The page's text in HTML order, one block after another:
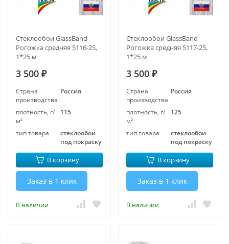
Стеклообои GlassBand
Рогожка средняя 5116-25,
1*25 м
3 500 ₽
Страна
производства
Россия
плотность, г/
м²
115
тип товара
стеклообои
под покраску
В корзину
Заказ в 1 клик
В наличии
Стеклообои GlassBand
Рогожка средняя 5117-25,
1*25 м
3 500 ₽
Страна
производства
Россия
плотность, г/
м²
125
тип товара
стеклообои
под покраску
В корзину
Заказ в 1 клик
В наличии